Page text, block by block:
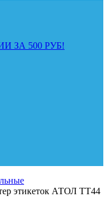
ЗА 500 РУБ!
этикеток АТОЛ TT44